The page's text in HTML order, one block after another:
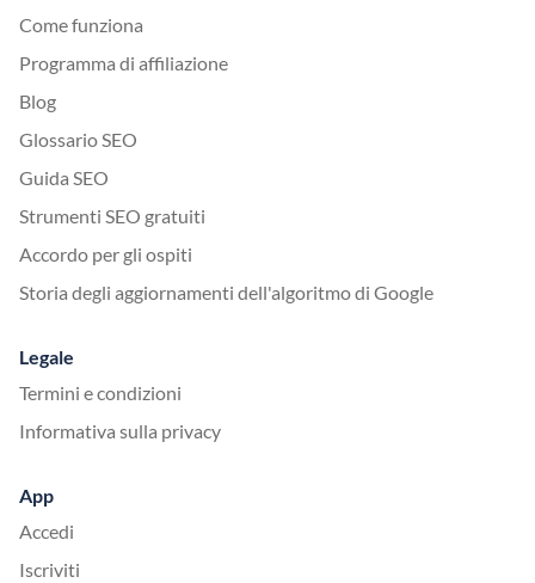
Come funziona
Programma di affiliazione
Blog
Glossario SEO
Guida SEO
Strumenti SEO gratuiti
Accordo per gli ospiti
Storia degli aggiornamenti dell'algoritmo di Google
Legale
Termini e condizioni
Informativa sulla privacy
App
Accedi
Iscriviti